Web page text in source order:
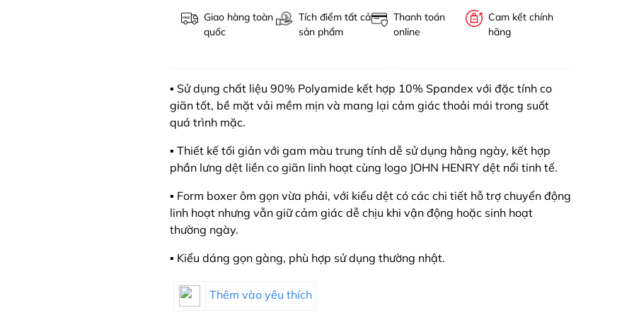
Giao hàng toàn
quốc
Tích điểm tất cả
sản phẩm
Thanh toán
online
Cam kết chính
hãng
▪️ Sử dụng chất liệu 90% Polyamide kết hợp 10% Spandex với đặc tính co
giãn tốt, bề mặt vải mềm mịn và mang lại cảm giác thoải mái trong suốt
quá trình mặc.
▪️ Thiết kế tối giản với gam màu trung tính dễ sử dụng hằng ngày, kết hợp
phần lưng dệt liền co giãn linh hoạt cùng logo JOHN HENRY dệt nổi tinh tế.
▪️ Form boxer ôm gọn vừa phải, với kiểu dệt có các chi tiết hỗ trợ chuyển động
linh hoạt nhưng vẫn giữ cảm giác dễ chịu khi vận động hoặc sinh hoạt
thường ngày.
▪️ Kiểu dáng gọn gàng, phù hợp sử dụng thường nhật.
Thêm vào yêu thích